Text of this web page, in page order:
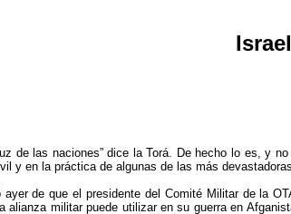
de las naciones” dice la Torá. De hecho lo es, y
y en la práctica de algunas de las más
ayer de que el presidente del Comité Militar de la
alianza militar puede utilizar en su guerra en